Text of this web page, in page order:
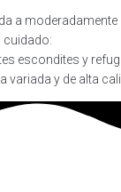
a moderadamente
cuidado:
escondites y
variada y de alta